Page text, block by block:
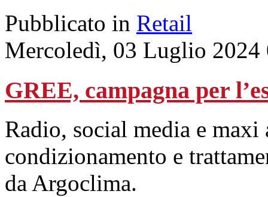
Pubblicato in Retail
Mercoledì, 03 Luglio 2024
GREE, campagna per
Radio, social media e
condizionamento e
da Argoclima.